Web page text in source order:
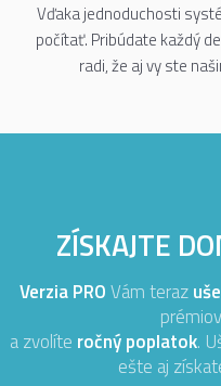
Vďaka jednoduchosti
počítať. Pribúdate každý
radi, že aj vy ste
ZÍSKAJTE
Verzia PROVám teraz
a zvolíte ročný poplatok.
ešte aj